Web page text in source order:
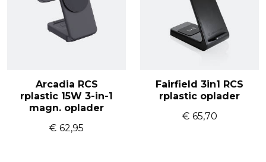
Arcadia RCS
rplastic 15W 3-in-1
magn. oplader
€ 62,95
Fairfield 3in1 RCS
rplastic oplader
€ 65,70